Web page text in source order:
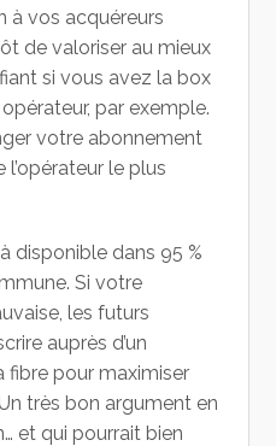
à vos acquéreurs
de valoriser au mieux
si vous avez la box
par exemple.
votre abonnement
le plus
disponible dans 95 %
Si votre
les futurs
auprès d’un
fibre pour maximiser
très bon argument en
et qui pourrait bien